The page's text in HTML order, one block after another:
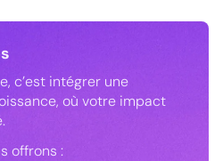
c’est intégrer une
où votre impact
offrons :